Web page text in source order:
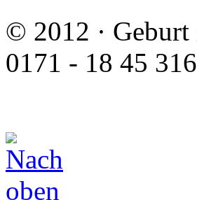
© 2012 ·
0171 - 18 45